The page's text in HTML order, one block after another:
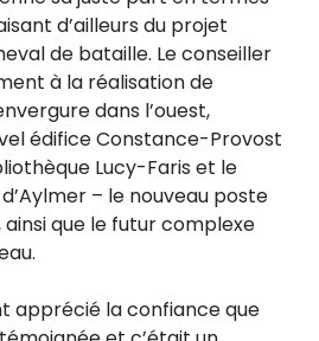
d’ailleurs du projet
de bataille. Le conseiller
à la réalisation de
dans l’ouest,
édifice Constance-Provost
Lucy-Faris et le
– le nouveau poste
ainsi que le futur complexe
apprécié la confiance que